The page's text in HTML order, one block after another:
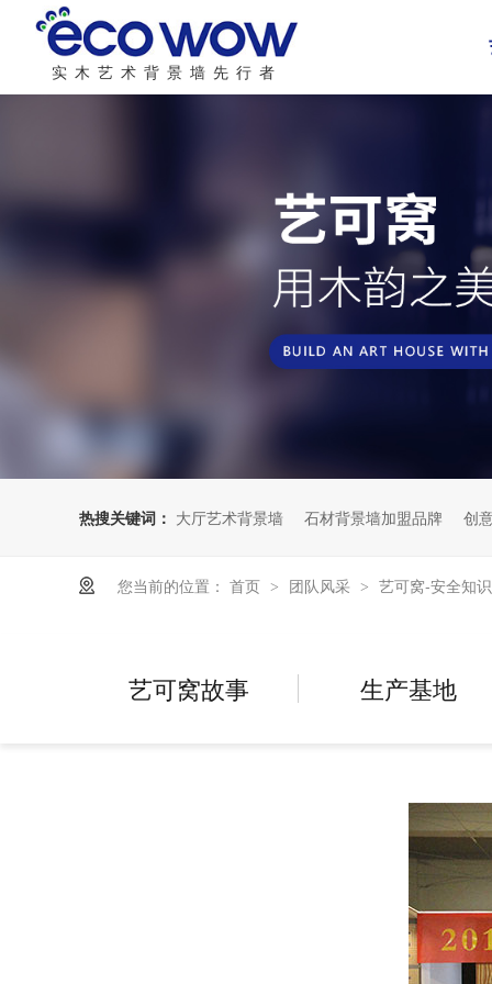
实木艺术背景墙先行者
热搜关键词： 大厅艺术背景墙 石材背景墙加盟品牌 创
您当前的位置： 首页 > 团队风采 > 艺可窝-安全知
艺可窝故事 生产基地